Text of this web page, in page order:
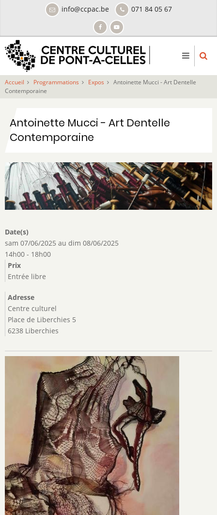
principal
info@ccpac.be 071 84 05 67
Accueil Programmations Expos
Antoinette Mucci - Art Dentelle
Contemporaine
Antoinette Mucci - Art Dentelle
Contemporaine
Date(s)
sam 07/06/2025 au dim 08/06/2025
14h00 - 18h00
Prix
Entrée libre
Adresse
Centre culturel
Place de Liberchies 5
6238 Liberchies